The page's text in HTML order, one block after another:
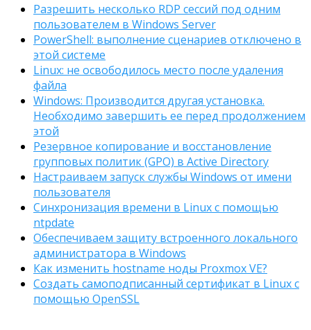
Разрешить несколько RDP сессий под одним
пользователем в Windows Server
PowerShell: выполнение сценариев отключено в
этой системе
Linux: не освободилось место после удаления
файла
Windows: Производится другая установка.
Необходимо завершить ее перед продолжением
этой
Резервное копирование и восстановление
групповых политик (GPO) в Active Directory
Настраиваем запуск службы Windows от имени
пользователя
Синхронизация времени в Linux с помощью
ntpdate
Обеспечиваем защиту встроенного локального
администратора в Windows
Как изменить hostname ноды Proxmox VE?
Создать самоподписанный сертификат в Linux с
помощью OpenSSL